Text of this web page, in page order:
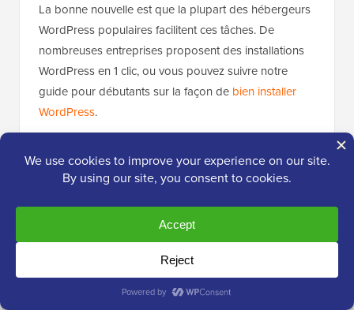
La bonne nouvelle est que la plupart des hébergeurs
WordPress populaires facilitent ces tâches. De
nombreuses entreprises proposent des installations
WordPress en 1 clic, ou vous pouvez suivre notre
guide pour débutants sur la façon de bien installer
WordPress.
automatiquement de nouvelles versions de
les mises à jour automatiques dans WordPress pour
afin que les nouvelles versions
soient installées automatiquement.